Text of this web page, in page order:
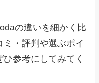
の違いを細かく比
・評判や選ぶポイ
参考にしてみてく